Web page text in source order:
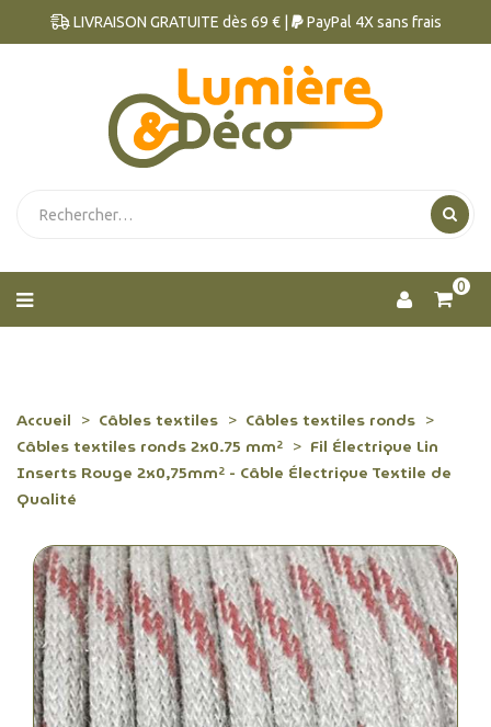
LIVRAISON GRATUITE dès 69 € | PayPal 4X sans frais
0
Accueil Câbles textiles
Câbles textiles ronds
Câbles textiles ronds 2x0.75 mm²
Fil Électrique Lin
Inserts Rouge 2x0,75mm² - Câble Électrique Textile de
Qualité